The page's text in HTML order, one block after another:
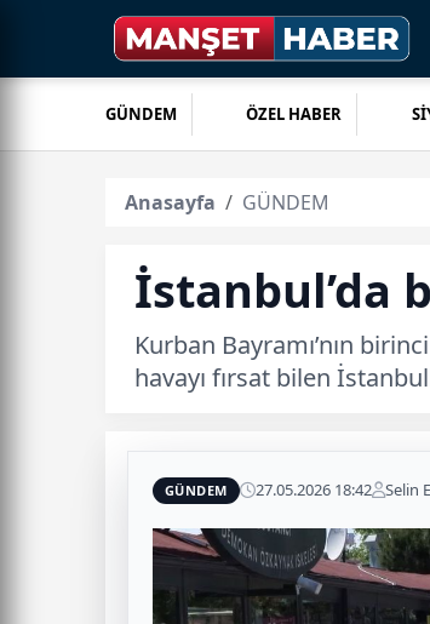
GÜNDEM ÖZEL HABER
Anasayfa GÜNDEM
İstanbul’da
Kurban Bayramı’nın
havayı fırsat bilen
GÜNDEM 27.05.2026 18:42 Selin